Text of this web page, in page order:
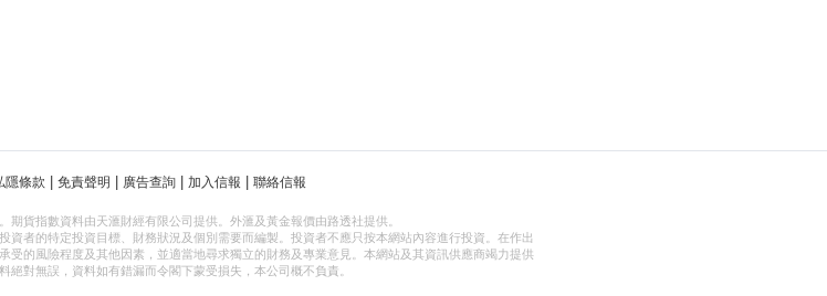
隱條款 免責聲明 廣告查詢 加入信報 聯絡信報
期貨指數資料由天滙財經有限公司提供。外滙及黃金報價由路透社提供。
者的特定投資目標、財務狀況及個別需要而編製。投資者不應只按本網站內容進行投資。在作出
受的風險程度及其他因素，並適當地尋求獨立的財務及專業意見。本網站及其資訊供應商竭力提供
絕對無誤，資料如有錯漏而令閣下蒙受損失，本公司概不負責。